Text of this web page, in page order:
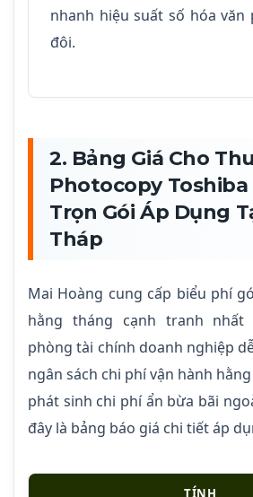
nhanh hiệu suất số hóa văn
đôi.
2. Bảng Giá Cho
Photocopy Toshiba
Trọn Gói Áp Dụng
Tháp
Mai Hoàng cung cấp biểu phí
hằng tháng cạnh tranh
phòng tài chính doanh nghiệp
ngân sách chi phí vận hành
phát sinh chi phí ẩn bừa bãi
đây là bảng báo giá chi tiết áp
TÍNH